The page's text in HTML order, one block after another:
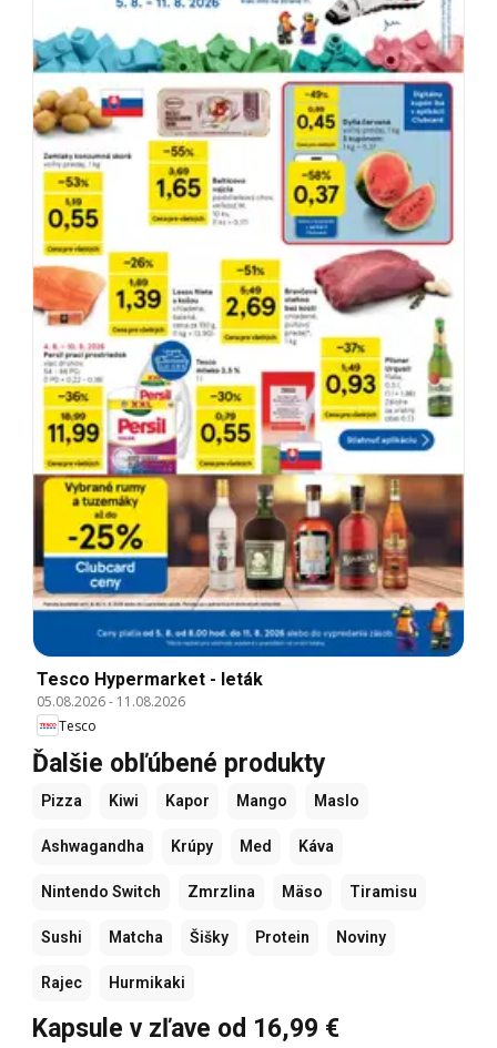
Tesco Hypermarket - leták
05.08.2026- 11.08.2026
Tesco
Ďalšie obľúbené produkty
Pizza Kiwi Kapor Mango Maslo
Ashwagandha Krúpy Med Káva
Nintendo Switch Zmrzlina Mäso Tiramisu
Sushi Matcha Šišky Protein Noviny
Rajec Hurmikaki
Kapsule v zľave od 16,99 €